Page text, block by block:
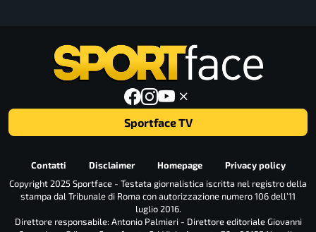
Sportface TV
Contatti Disclaimer Homepage
Privacy policy
Copyright 2025 Sportface - Testata giornalistica iscritta nel registro della
stampa dal Tribunale di Roma con autorizzazione numero 106 dell’11
luglio 2016.
Direttore responsabile: Antonio Palmieri - Direttore editoriale Giovanni